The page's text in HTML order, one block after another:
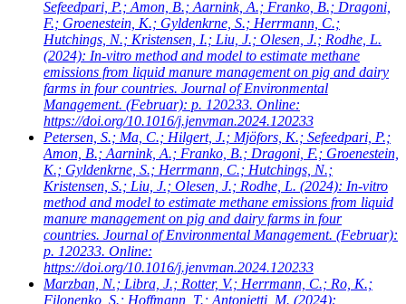
Sefeedpari, P.; Amon, B.; Aarnink, A.; Franko, B.; Dragoni,
F.; Groenestein, K.; Gyldenkrne, S.; Herrmann, C.;
Hutchings, N.; Kristensen, I.; Liu, J.; Olesen, J.; Rodhe, L.
(2024): In-vitro method and model to estimate methane
emissions from liquid manure management on pig and dairy
farms in four countries. Journal of Environmental
Management. (Februar): p. 120233. Online:
https://doi.org/10.1016/j.jenvman.2024.120233
Petersen, S.; Ma, C.; Hilgert, J.; Mjöfors, K.; Sefeedpari, P.;
Amon, B.; Aarnink, A.; Franko, B.; Dragoni, F.; Groenestein,
K.; Gyldenkrne, S.; Herrmann, C.; Hutchings, N.;
Kristensen, S.; Liu, J.; Olesen, J.; Rodhe, L. (2024): In-vitro
method and model to estimate methane emissions from liquid
manure management on pig and dairy farms in four
countries. Journal of Environmental Management. (Februar):
p. 120233. Online:
https://doi.org/10.1016/j.jenvman.2024.120233
Marzban, N.; Libra, J.; Rotter, V.; Herrmann, C.; Ro, K.;
Filonenko, S.; Hoffmann, T.; Antonietti, M. (2024):